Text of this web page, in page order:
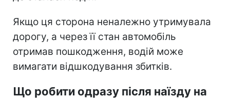
Якщо ця сторона неналежно утримувала
дорогу, а через її стан автомобіль
отримав пошкодження, водій може
вимагати відшкодування збитків.
Що робити одразу після наїзду на